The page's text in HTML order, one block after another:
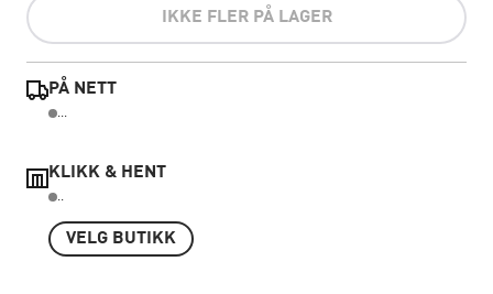
IKKE FLER PÅ LAGER
PÅ NETT
...
KLIKK & HENT
..
VELG BUTIKK